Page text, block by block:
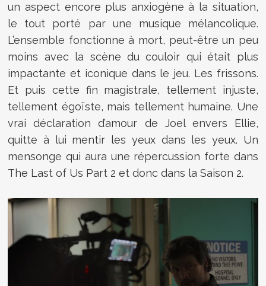
un aspect encore plus anxiogène à la situation,
le tout porté par une musique mélancolique.
L’ensemble fonctionne à mort, peut-être un peu
moins avec la scène du couloir qui était plus
impactante et iconique dans le jeu. Les frissons.
Et puis cette fin magistrale, tellement injuste,
tellement égoïste, mais tellement humaine. Une
vrai déclaration d’amour de Joel envers Ellie,
quitte à lui mentir les yeux dans les yeux. Un
mensonge qui aura une répercussion forte dans
The Last of Us Part 2 et donc dans la Saison 2.